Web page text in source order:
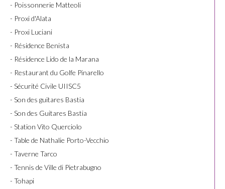
- Poissonnerie Matteoli
- Proxi d'Alata
- Proxi Luciani
- Résidence Benista
- Résidence Lido de la Marana
- Restaurant du Golfe Pinarello
- Sécurité Civile UIISC5
- Son des guitares Bastia
- Son des Guitares Bastia
- Station Vito Querciolo
- Table de Nathalie Porto-Vecchio
- Taverne Tarco
- Tennis de Ville di Pietrabugno
- Tohapi